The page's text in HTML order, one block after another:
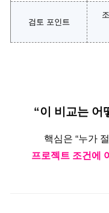
검토 포인트
“이 비교는 어
핵심은 “누가
프로젝트 조건에